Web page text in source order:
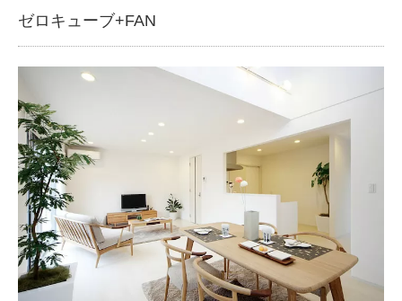
ゼロキューブ+FAN